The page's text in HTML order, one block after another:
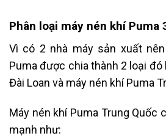
Phân loại máy nén khí Puma
Vì có 2 nhà máy sản xuất
Puma được chia thành 2 loại đó
Đài Loan và máy nén khí Puma
Máy nén khí Puma Trung Quốc
mạnh như: